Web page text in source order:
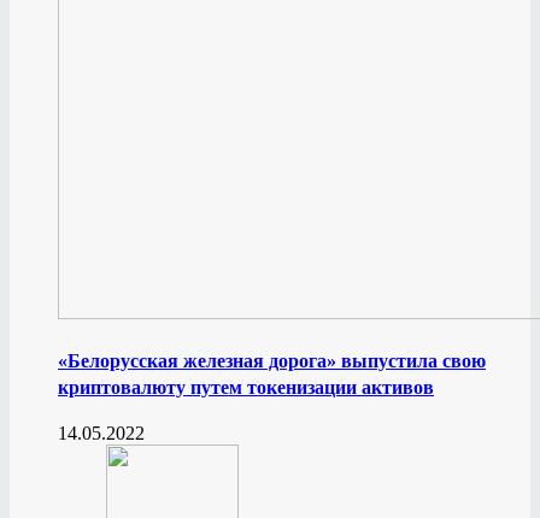
«Белорусская железная дорога» выпустила свою
криптовалюту путем токенизации активов
14.05.2022